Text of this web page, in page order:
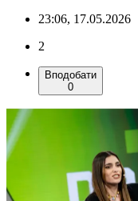
23:06, 17.05.2026
2
Вподобати
0